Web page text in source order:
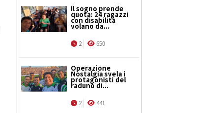
Il sogno prende
quota: 24 ragazzi
con disabilità
volano da...
2 650
Operazione
Nostalgia svela i
protagonisti del
raduno di...
2 441